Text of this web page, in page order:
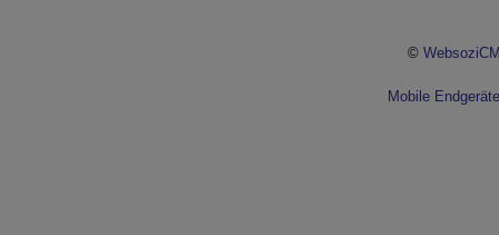
©
Mobile Endgeräte